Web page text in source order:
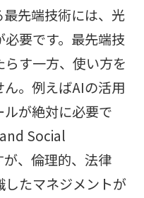
先端技術には、光
要です。最先端技
す一方、使い方を
。例えばAIの活用
が絶対に必要で
Social
、倫理的、法律
たマネジメントが